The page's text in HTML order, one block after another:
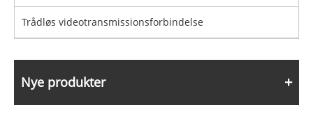
Trådløs videotransmissionsforbindelse
Nye produkter